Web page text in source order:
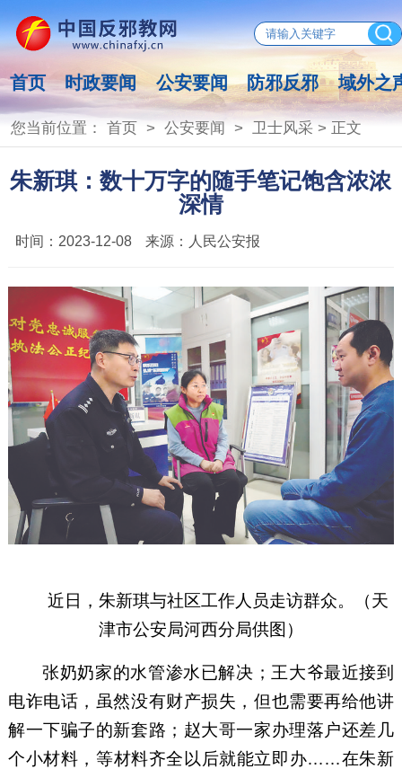
首页 时政要闻 公安要闻 防邪反邪 域外之
您当前位置： 首页> 公安要闻 > 卫士风采> 正文
朱新琪：数十万字的随手笔记饱含浓浓
深情
时间： 2023-12-08 来源： 人民公安报
近日，朱新琪与社区工作人员走访群众。（天
津市公安局河西分局供图）
张奶奶家的水管渗水已解决；王大爷最近接到
电诈电话，虽然没有财产损失，但也需要再给他讲
解一下骗子的新套路；赵大哥一家办理落户还差几
个小材料，等材料齐全以后就能立即办……在朱新